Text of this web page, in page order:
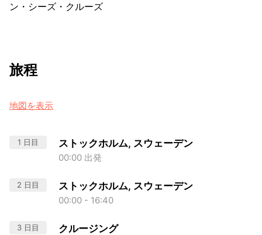
ン・シーズ・クルーズ
旅程
地図を表示
1 日目 ストックホルム, スウェーデン
00:00 出発
2 日目 ストックホルム, スウェーデン
00:00 - 16:40
3 日目 クルージング